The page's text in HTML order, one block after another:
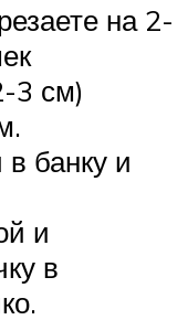
на 2-
3 см)
банку и
и
в